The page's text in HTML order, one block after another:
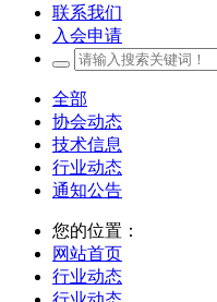
联系我们
入会申请
全部
协会动态
技术信息
行业动态
通知公告
您的位置：
网站首页
行业动态